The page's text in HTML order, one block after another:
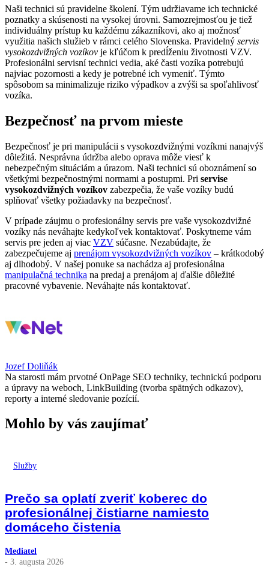
Naši technici sú pravidelne školení. Tým udržiavame ich technické
poznatky a skúsenosti na vysokej úrovni. Samozrejmosťou je tiež
individuálny prístup ku každému zákazníkovi, ako aj možnosť
využitia našich služieb v rámci celého Slovenska. Pravidelný servis
vysokozdvižných vozíkov je kľúčom k predĺženiu životnosti VZV.
Profesionálni servisní technici vedia, aké časti vozíka potrebujú
najviac pozornosti a kedy je potrebné ich vymeniť. Týmto
spôsobom sa minimalizuje riziko výpadkov a zvýši sa spoľahlivosť
vozíka.
Bezpečnosť na prvom mieste
Bezpečnosť je pri manipulácii s vysokozdvižnými vozíkmi nanajvýš
dôležitá. Nesprávna údržba alebo oprava môže viesť k
nebezpečným situáciám a úrazom. Naši technici sú oboznámení so
všetkými bezpečnostnými normami a postupmi. Pri servise
vysokozdvižných vozíkov zabezpečia, že vaše vozíky budú
splňovať všetky požiadavky na bezpečnosť.
V prípade záujmu o profesionálny servis pre vaše vysokozdvižné
vozíky nás neváhajte kedykoľvek kontaktovať. Poskytneme vám
servis pre jeden aj viac VZV súčasne. Nezabúdajte, že
zabezpečujeme aj prenájom vysokozdvižných vozíkov – krátkodobý
aj dlhodobý. V našej ponuke sa nachádza aj profesionálna
manipulačná technika na predaj a prenájom aj ďalšie dôležité
pracovné vybavenie. Neváhajte nás kontaktovať.
Jozef Doliňák
Na starosti mám prvotné OnPage SEO techniky, technickú podporu
a úpravy na weboch, LinkBuilding (tvorba spätných odkazov),
reporty a interné sledovanie pozícií.
Mohlo by vás zaujímať
Služby
Prečo sa oplatí zveriť koberec do
profesionálnej čistiarne namiesto
domáceho čistenia
Mediatel
- 3. augusta 2026